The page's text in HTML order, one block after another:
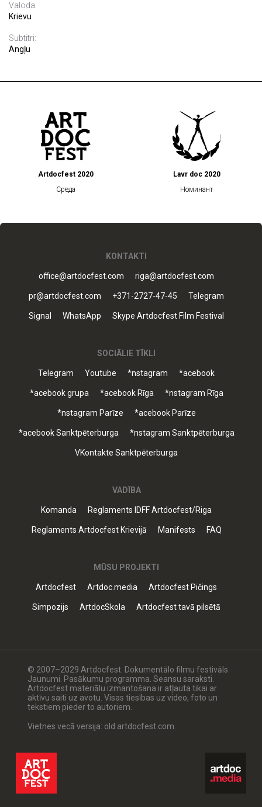
Valoda:
Krievu
Subtitri:
Angļu
Artdocfest 2020
Среда
Lavr doc 2020
Номинант
KONTAKTI
office@artdocfest.com riga@artdocfest.com
pr@artdocfest.com +371-2727-47-45 Telegram
Signal WhatsApp Skype Artdocfest Film Festival
SOCIĀLIE TĪKLI
Telegram Youtube *nstagram *acebook
*acebook grupa *acebook Rīga *nstagram Rīga
*nstagram Parīze *acebook Parīze
*acebook Sanktpēterburga *nstagram Sanktpēterburga
VKontakte Sanktpēterburga
VADĪBA
Komanda Reglaments IDFF Artdocfest/Riga
Reglaments Artdocfest Krievijā Manifests FAQ
MŪSU PROJEKTI
Artdocfest Artdoc.media Artdocfest Pičings
Simpozijs ArtdocSkola Artdocfest tavā pilsētā
© 2007–2029 Artdocfest. Dokumentālo filmu festivāls.
Jaunumi. Pasākumu programma. Seansu saraksti.
Artdocfest materiālu izmantošana ir atļauta tikai ar
aktīvu saiti uz avotu. Visas tiesības uz video, foto un
tekstiem pieder to autoriem.
Vietnes vecā versija: old.artdocfest.com.